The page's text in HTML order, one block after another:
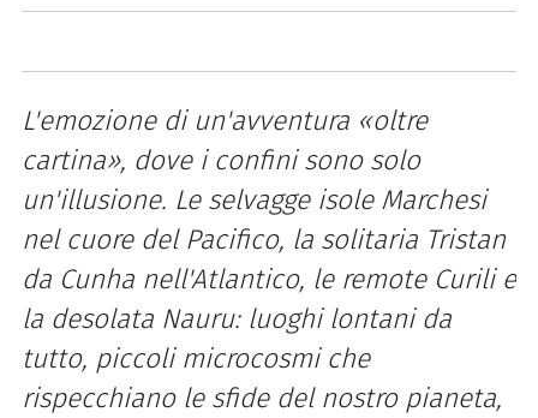
L'emozione di un'avventura «oltre
cartina», dove i confini sono solo
un'illusione. Le selvagge isole Marchesi
nel cuore del Pacifico, la solitaria Tristan
da Cunha nell'Atlantico, le remote Curili e
la desolata Nauru: luoghi lontani da
tutto, piccoli microcosmi che
rispecchiano le sfide del nostro pianeta,